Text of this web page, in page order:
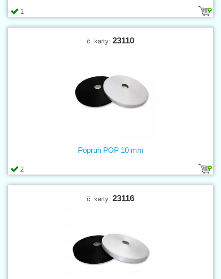
1
č. karty: 23110
2
Popruh POP 10 mm
č. karty: 23116